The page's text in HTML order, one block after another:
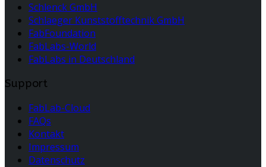
Schlenck GmbH
Schlaeger Kunststofftechnik GmbH
FabFoundation
FabLabs-World
FabLabs in Deutschland
Support
FabLab-Cloud
FAQs
Kontakt
Impressum
Datenschutz